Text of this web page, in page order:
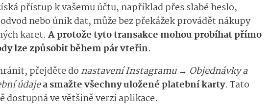
přístup k vašemu účtu, například přes slabé heslo,
nebo únik dat, může bez překážek provádět nákupy
karet. A protože tyto transakce mohou probíhat přímo
lze způsobit během pár vteřin.
přejděte donastavení Instagramu → Objednávky a
údajeasmažte všechny uložené platební karty. Tato
dostupná ve většině verzí aplikace.